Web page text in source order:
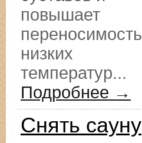
повышает
переносимость
низких
температур...
Подробнее →
Снять сауну